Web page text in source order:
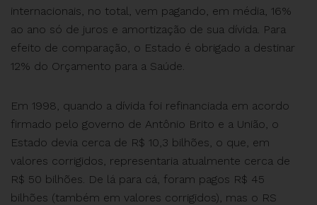
internacionais, no total, vem pagando, em média, 16%
ao ano só de juros e amortização de sua dívida. Para
efeito de comparação, o Estado é obrigado a destinar
12% do Orçamento para a Saúde.
Em 1998, quando a dívida foi refinanciada em acordo
firmado pelo governo de Antônio Brito e a União, o
Estado devia cerca de R$ 10,3 bilhões, o que, em
valores corrigidos, representaria atualmente cerca de
R$ 50 bilhões. De lá para cá, foram pagos R$ 45
bilhões (também em valores corrigidos), mas o RS